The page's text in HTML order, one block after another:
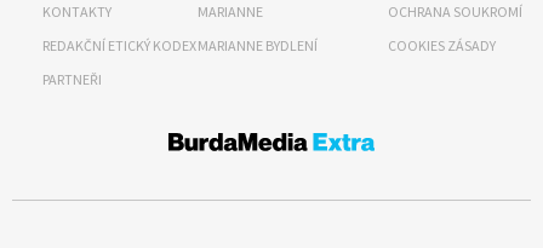
KONTAKTY
REDAKČNÍ ETICKÝ KODEX
PARTNEŘI
MARIANNE
MARIANNE BYDLENÍ
OCHRANA SOUKROMÍ
COOKIES ZÁSADY